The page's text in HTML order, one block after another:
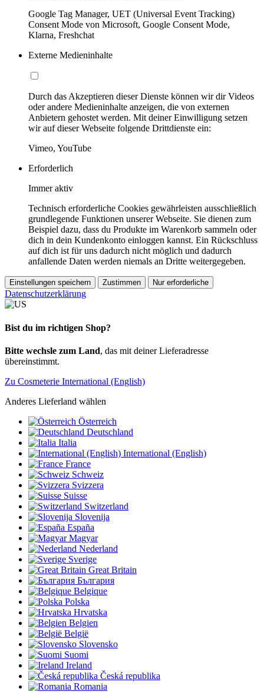
Google Tag Manager, UET (Universal Event Tracking)
Consent Mode von Microsoft, Google Consent Mode,
Klarna, Freshchat
Externe Medieninhalte
Durch das Akzeptieren dieser Dienste können wir dir Videos
oder andere Medieninhalte anzeigen, die von externen
Anbietern gehostet werden. Mit deiner Einwilligung setzen
wir auf dieser Webseite folgende Drittdienste ein:
Vimeo, YouTube
Erforderlich
Immer aktiv
Technisch erforderliche Cookies gewährleisten ausschließlich
grundlegende Funktionen unserer Webseite. Sie dienen zum
Beispiel dazu, dass du Produkte im Warenkorb sammeln oder
dich in dein Kundenkonto einloggen kannst. Ein Rückschluss
auf dich ist für uns dadurch nicht möglich und dadurch
anfallende Daten werden niemals an Dritte weitergegeben.
Einstellungen speichern Zustimmen Nur erforderliche
Datenschutzerklärung
Bist du im richtigen Shop?
Bitte wechsle zum Land, das mit deiner Lieferadresse
übereinstimmt.
Zu Cosmeterie International (English)
Anderes Lieferland wählen
Österreich
Deutschland
Italia
International (English)
France
Schweiz
Svizzera
Suisse
Switzerland
Slovenija
España
Magyar
Nederland
Sverige
Great Britain
България
Belgique
Polska
Hrvatska
Belgien
België
Slovensko
Suomi
Ireland
Česká republika
Romania